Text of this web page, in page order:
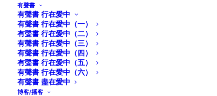
有聲書
有聲書 行在愛中
有聲書 行在愛中（一）
有聲書 行在愛中（二）
有聲書 行在愛中（三）
有聲書 行在愛中（四）
有聲書 行在愛中（五）
有聲書 行在愛中（六）
有聲書 盡在愛中
博客/播客
社交媒體，是福是禍？
邱清萍著
2022.4.30.